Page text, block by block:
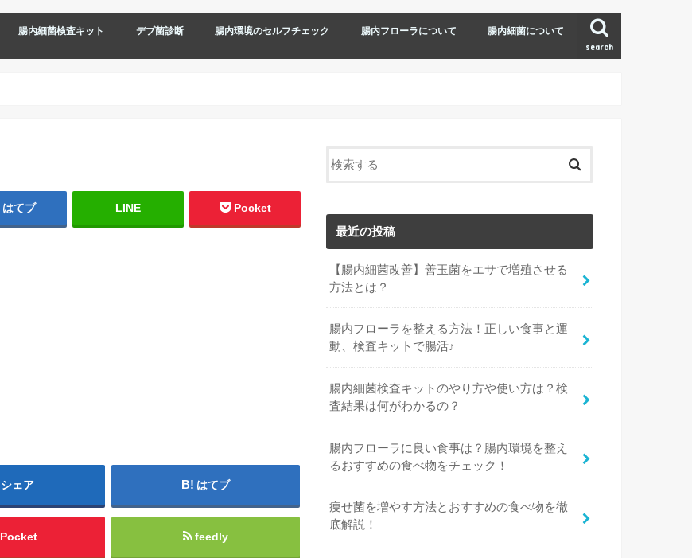
search
腸内細菌検査キット デブ菌診断 腸内環境のセルフチェック 腸内フローラについて 腸内細菌について
はてブ LINE Pocket
シェア はてブ
Pocket feedly
最近の投稿
【腸内細菌改善】善玉菌をエサで増殖させる
方法とは？
腸内フローラを整える方法！正しい食事と運
動、検査キットで腸活♪
腸内細菌検査キットのやり方や使い方は？検
査結果は何がわかるの？
腸内フローラに良い食事は？腸内環境を整え
るおすすめの食べ物をチェック！
痩せ菌を増やす方法とおすすめの食べ物を徹
底解説！